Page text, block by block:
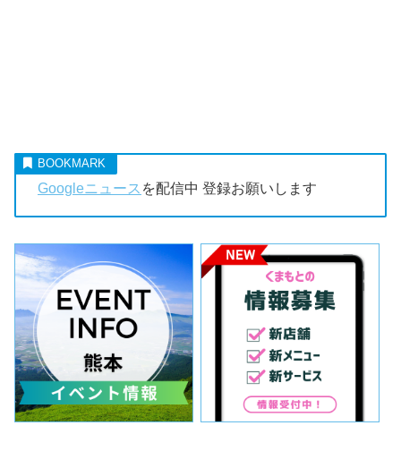
Googleニュース を配信中 登録お願いします